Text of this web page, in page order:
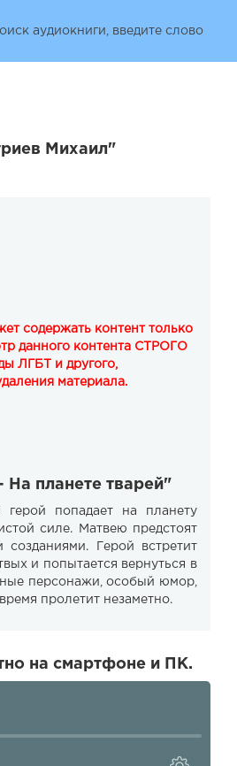
Михаил"
содержать контент только
данного контента СТРОГО
ЛГБТ и другого,
материала.
На планете тварей"
попадает на планету
силе. Матвею предстоят
Герой встретит
и попытается вернуться в
персонажи, особый юмор,
пролетит незаметно.
на смартфоне и ПК.